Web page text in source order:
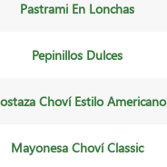
Pastrami En Lonchas
Pepinillos Dulces
Choví Estilo Americano
Mayonesa Choví Classic